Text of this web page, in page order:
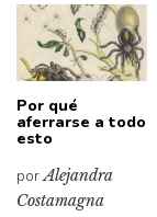
Por qué
aferrarse a todo
esto
porAlejandra
Costamagna